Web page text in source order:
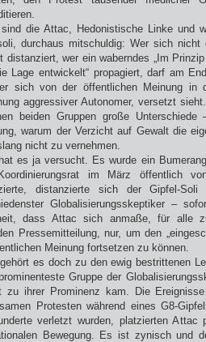
sind die Attac, Hedonistische Linke und
durchaus mitschuldig: Wer sich nicht
distanziert, wer ein waberndes „Im
Lage entwickelt“ propagiert, darf am
sich von der öffentlichen Meinung in
aggressiver Autonomer, versetzt
beiden Gruppen große Unterschiede
warum der Verzicht auf Gewalt die
nicht zu vernehmen.
es ja versucht. Es wurde ein
im März öffentlich
distanzierte sich der Gipfel-Soli
Globalisierungsskeptiker –
dass Attac sich anmaße, für alle
Pressemitteilung, nur, um den
Meinung fortsetzen zu können.
es doch zu den ewig bestrittenen
Gruppe der
zu ihrer Prominenz kam. Die
Protesten während eines G8-
verletzt wurden, platzierten
Bewegung. Es ist zynisch und